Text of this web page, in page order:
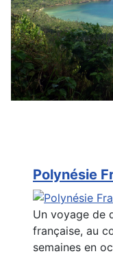
Polynésie
Un voyage de
française, au
semaines en